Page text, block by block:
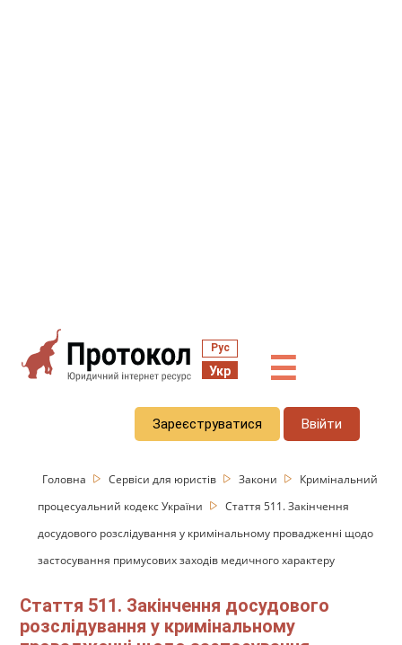
Рус
Укр ☰
Зареєструватися Ввійти
Головна Сервіси для юристів Закони
Кримінальний
процесуальний кодекс України
Стаття 511. Закінчення
досудового розслідування у кримінальному провадженні щодо
застосування примусових заходів медичного характеру
Стаття 511. Закінчення досудового
розслідування у кримінальному